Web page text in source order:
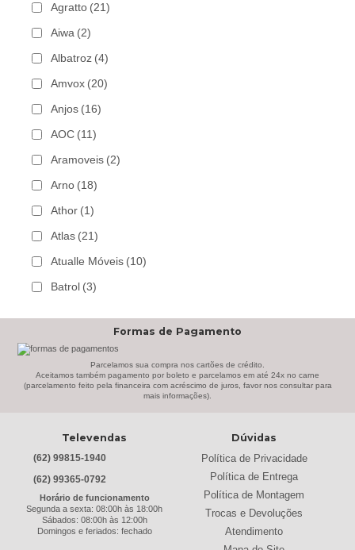
Agratto (21)
Aiwa (2)
Albatroz (4)
Amvox (20)
Anjos (16)
AOC (11)
Aramoveis (2)
Arno (18)
Athor (1)
Atlas (21)
Atualle Móveis (10)
Batrol (3)
Bem Estar Clima (2)
Bem Estar Estofados (3)
Bertolini (2)
Best (9)
Braslar (6)
Formas de Pagamento
Parcelamos sua compra nos cartões de crédito.
Aceitamos também pagamento por boleto e parcelamos em até 24x no carne
(parcelamento feito pela financeira com acréscimo de juros, favor nos consultar para
mais informações).
Televendas
(62) 99815-1940
(62) 99365-0792
Horário de funcionamento
Segunda a sexta: 08:00h às 18:00h
Sábados: 08:00h às 12:00h
Domingos e feriados: fechado
Dúvidas
Política de Privacidade
Política de Entrega
Política de Montagem
Trocas e Devoluções
Atendimento